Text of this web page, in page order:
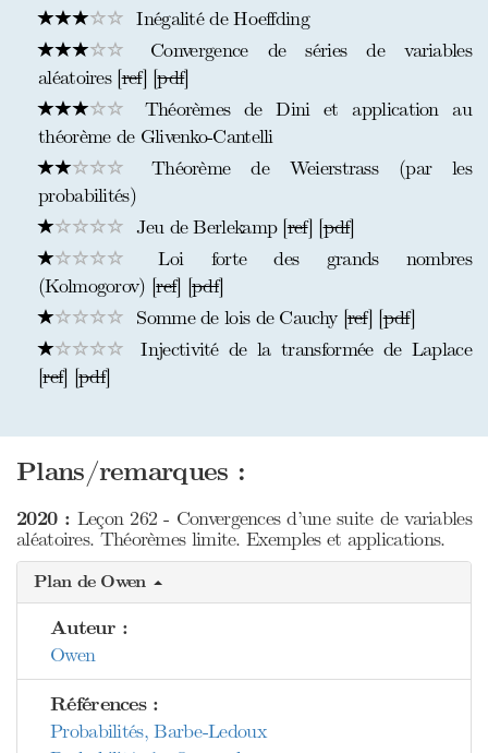
Inégalité de Hoeffding
Convergence de séries de variables
aléatoires [ref] [pdf]
Théorèmes de Dini et application au
théorème de Glivenko-Cantelli
Théorème de Weierstrass (par les
probabilités)
Jeu de Berlekamp [ref] [pdf]
Loi forte des grands nombres
(Kolmogorov) [ref] [pdf]
Somme de lois de Cauchy [ref] [pdf]
Injectivité de la transformée de Laplace
[ref] [pdf]
Plans/remarques :
2020 : Leçon 262 - Convergences d’une suite de variables
aléatoires. Théorèmes limite. Exemples et applications.
Plan de Owen
Auteur :
Owen
Références :
Probabilités, Barbe-Ledoux